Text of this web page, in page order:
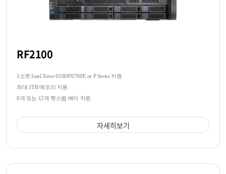
RF2100
1소켓 Intel Xeon 6500P/6700E or P Series 지원
최대 1TB 메모리 지원
8개 또는 12개 핫스왑 베이 지원
자세히보기